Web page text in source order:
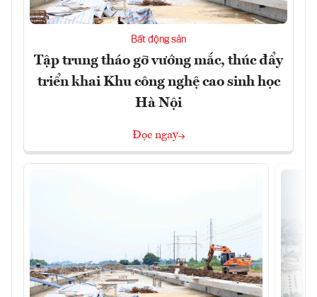
Bất động sản
Tập trung tháo gỡ vướng mắc, thúc đẩy
triển khai Khu công nghệ cao sinh học
Hà Nội
Đọc ngay